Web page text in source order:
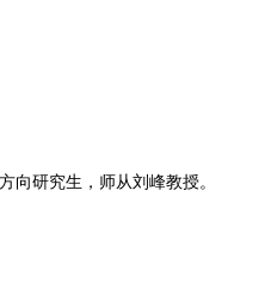
向研究生，师从刘峰教授。